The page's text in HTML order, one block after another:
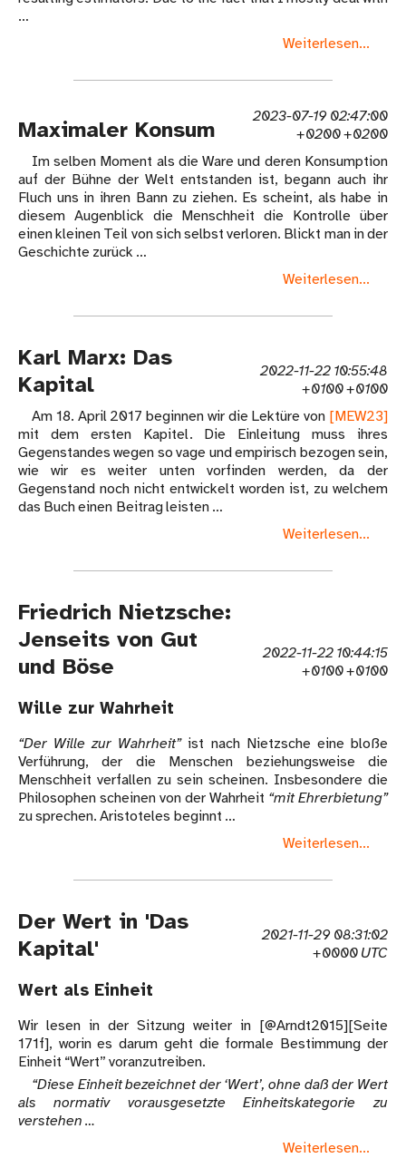
…
Weiterlesen...
Maximaler Konsum
2023-07-19 02:47:00
+0200 +0200
Im selben Moment als die Ware und deren Konsumption
auf der Bühne der Welt entstanden ist, begann auch ihr
Fluch uns in ihren Bann zu ziehen. Es scheint, als habe in
diesem Augenblick die Menschheit die Kontrolle über
einen kleinen Teil von sich selbst verloren. Blickt man in der
Geschichte zurück …
Weiterlesen...
Karl Marx: Das
Kapital
2022-11-22 10:55:48
+0100 +0100
Am 18. April 2017 beginnen wir die Lektüre von [MEW23]
mit dem ersten Kapitel. Die Einleitung muss ihres
Gegenstandes wegen so vage und empirisch bezogen sein,
wie wir es weiter unten vorfinden werden, da der
Gegenstand noch nicht entwickelt worden ist, zu welchem
das Buch einen Beitrag leisten …
Weiterlesen...
Friedrich Nietzsche:
Jenseits von Gut
und Böse
2022-11-22 10:44:15
+0100 +0100
Wille zur Wahrheit
“Der Wille zur Wahrheit”ist nach Nietzsche eine bloße
Verführung, der die Menschen beziehungsweise die
Menschheit verfallen zu sein scheinen. Insbesondere die
Philosophen scheinen von der Wahrheit “mit Ehrerbietung”
zu sprechen. Aristoteles beginnt …
Weiterlesen...
Der Wert in 'Das
Kapital'
2021-11-29 08:31:02
+0000 UTC
Wert als Einheit
Wir lesen in der Sitzung weiter in [@Arndt2015][Seite
171f], worin es darum geht die formale Bestimmung der
Einheit “Wert” voranzutreiben.
“Diese Einheit bezeichnet der ‘Wert’, ohne daß der Wert
als normativ vorausgesetzte Einheitskategorie zu
verstehen …
Weiterlesen...